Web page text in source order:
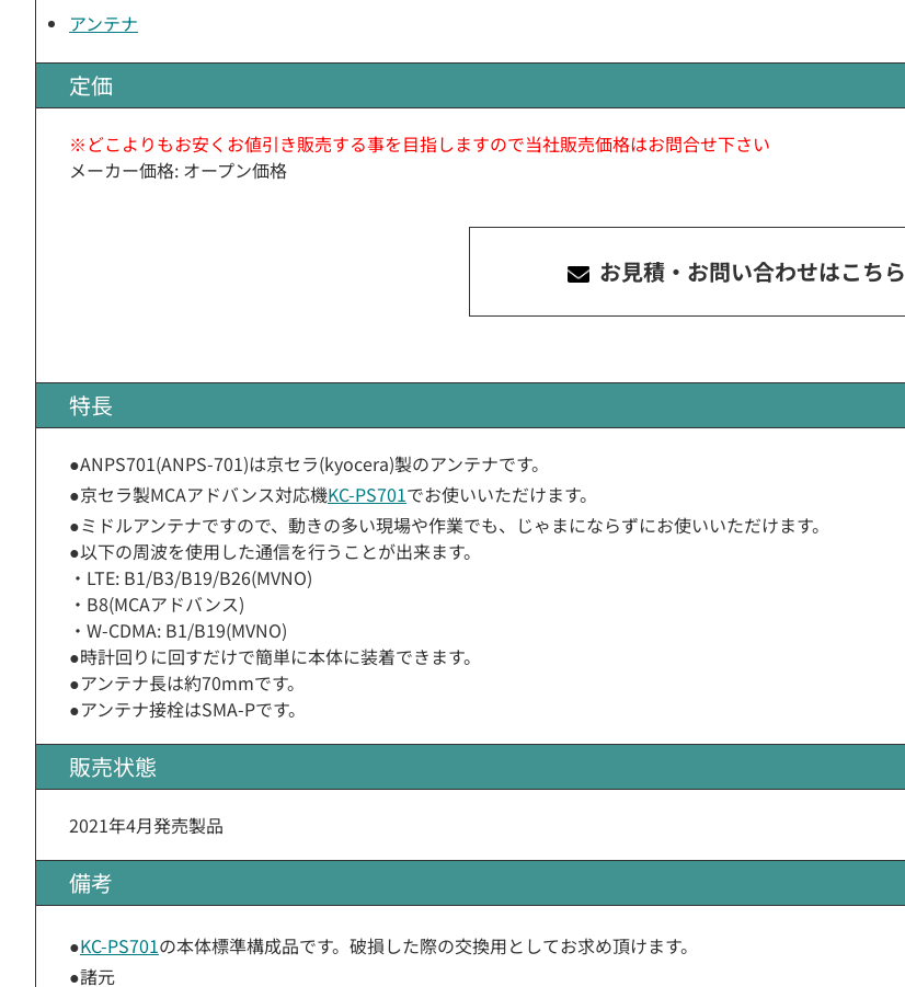
アンテナ
定価
※どこよりもお安くお値引き販売する事を目指しますので当社販売価格はお問合せ下さい
メーカー価格: オープン価格
お見積・お問い合わせはこちら
特長
●ANPS701(ANPS-701)は京セラ(kyocera)製のアンテナです。
●京セラ製MCAアドバンス対応機KC-PS701でお使いいただけます。
●ミドルアンテナですので、動きの多い現場や作業でも、じゃまにならずにお使いいただけます。
●以下の周波を使用した通信を行うことが出来ます。
・LTE: B1/B3/B19/B26(MVNO)
・B8(MCAアドバンス)
・W-CDMA: B1/B19(MVNO)
●時計回りに回すだけで簡単に本体に装着できます。
●アンテナ長は約70mmです。
●アンテナ接栓はSMA-Pです。
販売状態
2021年4月発売製品
備考
●KC-PS701の本体標準構成品です。破損した際の交換用としてお求め頂けます。
●諸元